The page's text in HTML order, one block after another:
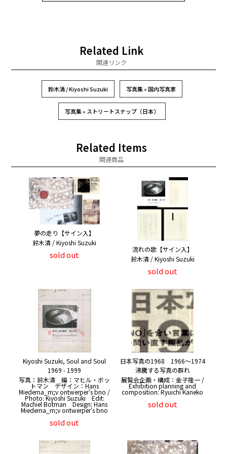
Related Link
関連リンク
鈴木清 / Kiyoshi Suzuki 写真集 » 国内写真家
写真集 » ストリートスナップ（日本）
Related Items
関連商品
夢の走り【サイン入】
鈴木清 / Kiyoshi Suzuki
sold out
流れの歌【サイン入】
鈴木清 / Kiyoshi Suzuki
sold out
Kiyoshi Suzuki, Soul and Soul
1969 - 1999
写真：鈴木清 編：マヒル・ボッ
トマン デザイン：Hans
Miedema_m;v ontwerper's bno /
Photo: Kiyoshi Suzuki Edit:
Machiel Botman Design: Hans
Miedema_m;v ontwerper's bno
sold out
日本写真の1968 1966〜1974
沸騰する写真の群れ
展覧会企画・構成：金子隆一 /
Exhibition planning and
composition: Ryuichi Kaneko
sold out